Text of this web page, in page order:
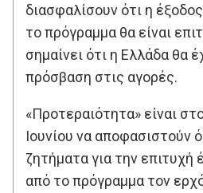
διασφαλίσουν ότι η
το πρόγραμμα θα είναι
σημαίνει ότι η Ελλάδα θα
πρόσβαση στις αγορές.
«Προτεραιότητα» είναι
Ιουνίου να αποφασιστούν
ζητήματα για την επιτυχή
από το πρόγραμμα τον